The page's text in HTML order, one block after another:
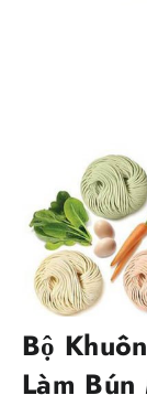
Bộ
Làm